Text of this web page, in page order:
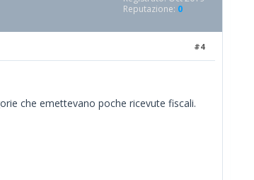
Reputazione: 0
#4
che emettevano poche ricevute fiscali.